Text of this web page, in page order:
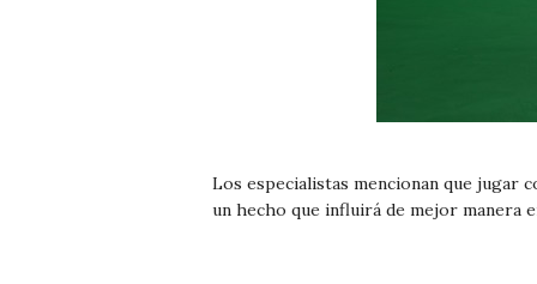
Los especialistas mencionan que jugar
un hecho que influirá de mejor manera